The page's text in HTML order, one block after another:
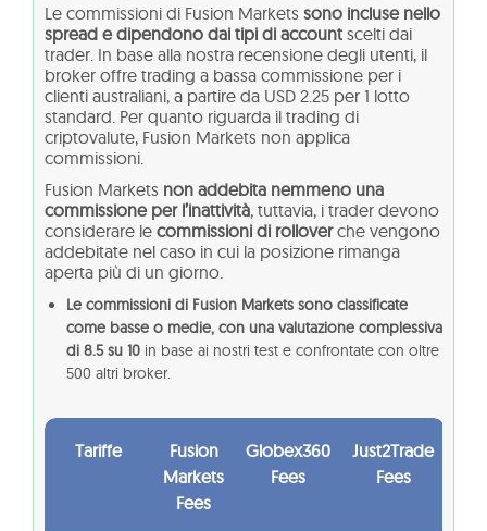
Le commissioni di Fusion Markets sono incluse nello
spread e dipendono dai tipi di account scelti dai
trader. In base alla nostra recensione degli utenti, il
broker offre trading a bassa commissione per i
clienti australiani, a partire da USD 2.25 per 1 lotto
standard. Per quanto riguarda il trading di
criptovalute, Fusion Markets non applica
commissioni.
Fusion Markets non addebita nemmeno una
commissione per l’inattività, tuttavia, i trader devono
considerare le commissioni di rolloverche vengono
addebitate nel caso in cui la posizione rimanga
aperta più di un giorno.
Le commissioni di Fusion Markets sono classificate
come basse o medie, con una valutazione complessiva
di 8.5 su 10 in base ai nostri test e confrontate con oltre
500 altri broker.
Tariffe
Fusion
Markets
Fees
Globex360
Fees
Just2Trade
Fees